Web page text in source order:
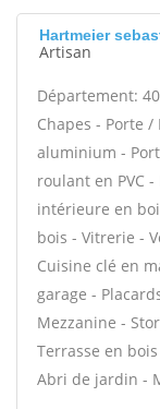
Hartmeier
Artisan
Département: 40
Chapes - Porte
aluminium -
roulant en PVC
intérieure en
bois - Vitrerie -
Cuisine clé en
garage -
Mezzanine -
Terrasse en
Abri de jardin -